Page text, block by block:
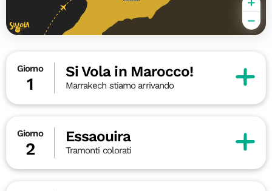
Giorno
1
Si Vola in Marocco!
Marrakech stiamo arrivando
Giorno
2
Essaouira
Tramonti colorati